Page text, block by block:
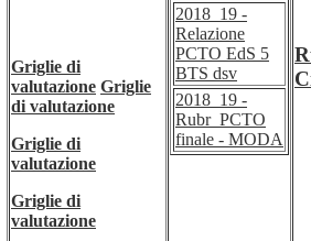
Griglie di
valutazione Griglie
di valutazione
Griglie di
valutazione
Griglie di
valutazione
2018_19 -
Relazione
PCTO EdS 5
BTS dsv
2018_19 -
Rubr_PCTO
finale - MODA